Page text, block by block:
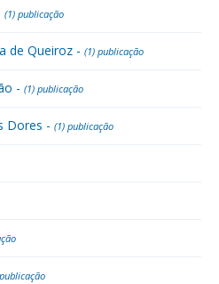
(1) publicação
de Queiroz - (1) publicação
- (1) publicação
Dores - (1) publicação